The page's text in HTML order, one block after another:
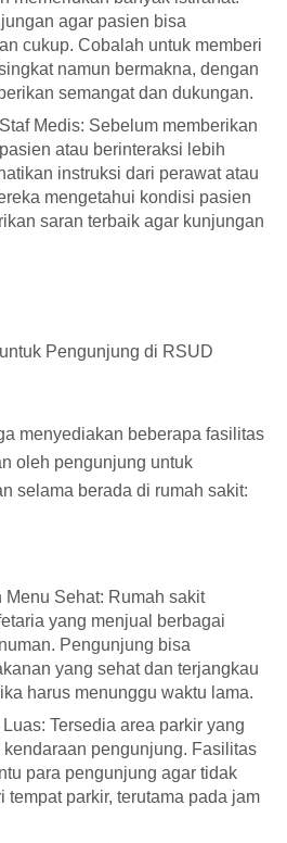
agar pasien bisa
cukup. Cobalah untuk memberi
namun bermakna, dengan
semangat dan dukungan.
Medis: Sebelum memberikan
atau berinteraksi lebih
instruksi dari perawat atau
mengetahui kondisi pasien
saran terbaik agar kunjungan
Pengunjung di RSUD
menyediakan beberapa fasilitas
oleh pengunjung untuk
selama berada di rumah sakit:
Menu Sehat: Rumah sakit
yang menjual berbagai
Pengunjung bisa
yang sehat dan terjangkau
harus menunggu waktu lama.
Tersedia area parkir yang
pengunjung. Fasilitas
para pengunjung agar tidak
tempat parkir, terutama pada jam